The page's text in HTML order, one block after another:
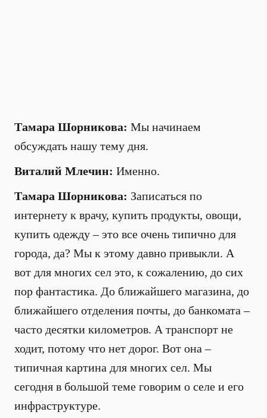
Тамара Шорникова: Мы начинаем
обсуждать нашу тему дня.
Виталий Млечин: Именно.
Тамара Шорникова: Записаться по
интернету к врачу, купить продукты, овощи,
купить одежду – это все очень типично для
города, да? Мы к этому давно привыкли. А
вот для многих сел это, к сожалению, до сих
пор фантастика. До ближайшего магазина, до
ближайшего отделения почты, до банкомата –
часто десятки километров. А транспорт не
ходит, потому что нет дорог. Вот она –
типичная картина для многих сел. Мы
сегодня в большой теме говорим о селе и его
инфраструктуре.